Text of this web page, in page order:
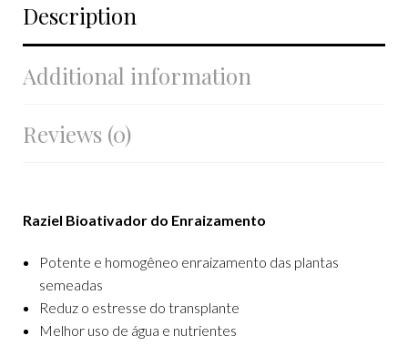
Description
Additional information
Reviews (0)
Raziel Bioativador do Enraizamento
Potente e homogêneo enraizamento das plantas
semeadas
Reduz o estresse do transplante
Melhor uso de água e nutrientes